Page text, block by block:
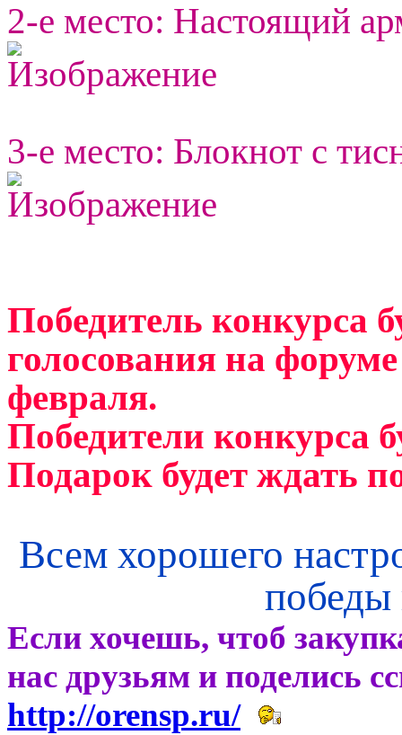
2-e место: Настоящий
3-е место: Блокнот с
Победитель конкурса
голосования на
февраля.
Победители конкурса
Подарок будет ждать
Всем хорошего
Если хочешь, чтоб
нас друзьям и поделись
http://orensp.ru/